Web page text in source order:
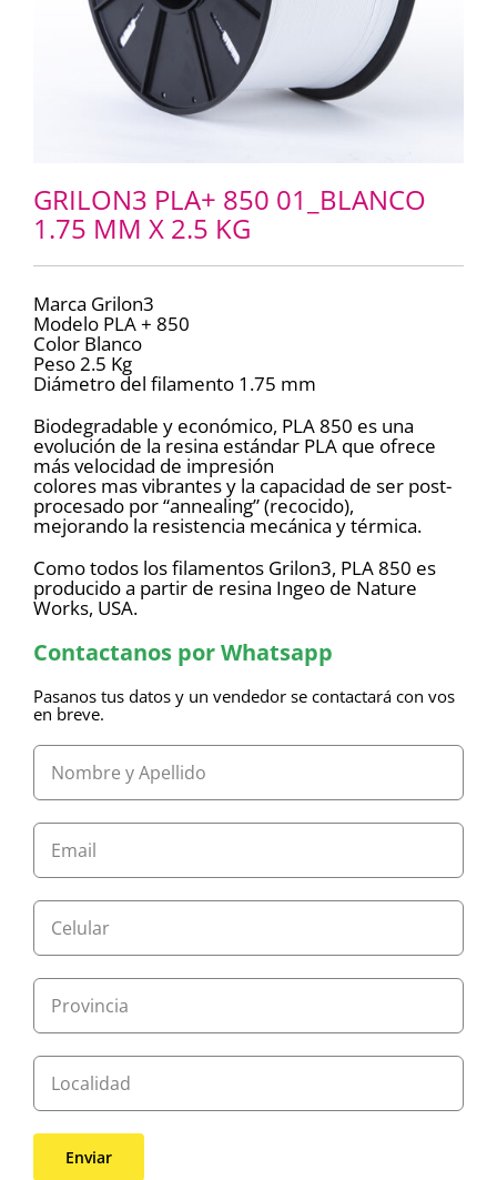
GRILON3 PLA+ 850 01_BLANCO
1.75 MM X 2.5 KG
Marca Grilon3
Modelo PLA + 850
Color Blanco
Peso 2.5 Kg
Diámetro del filamento 1.75 mm
Biodegradable y económico, PLA 850 es una
evolución de la resina estándar PLA que ofrece
más velocidad de impresión
colores mas vibrantes y la capacidad de ser post-
procesado por “annealing” (recocido),
mejorando la resistencia mecánica y térmica.
Como todos los filamentos Grilon3, PLA 850 es
producido a partir de resina Ingeo de Nature
Works, USA.
Contactanos por Whatsapp
Pasanos tus datos y un vendedor se contactará con vos
en breve.